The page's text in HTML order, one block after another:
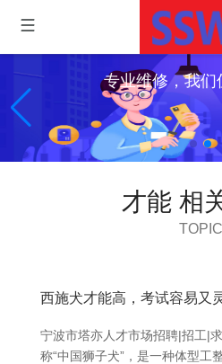
专业维修，我们
才能 相
TOPIC
西施犬才能高，考试容易又
宁波市塔亦人才市场招聘|招工|
称“中国狮子犬”，是一种体型工